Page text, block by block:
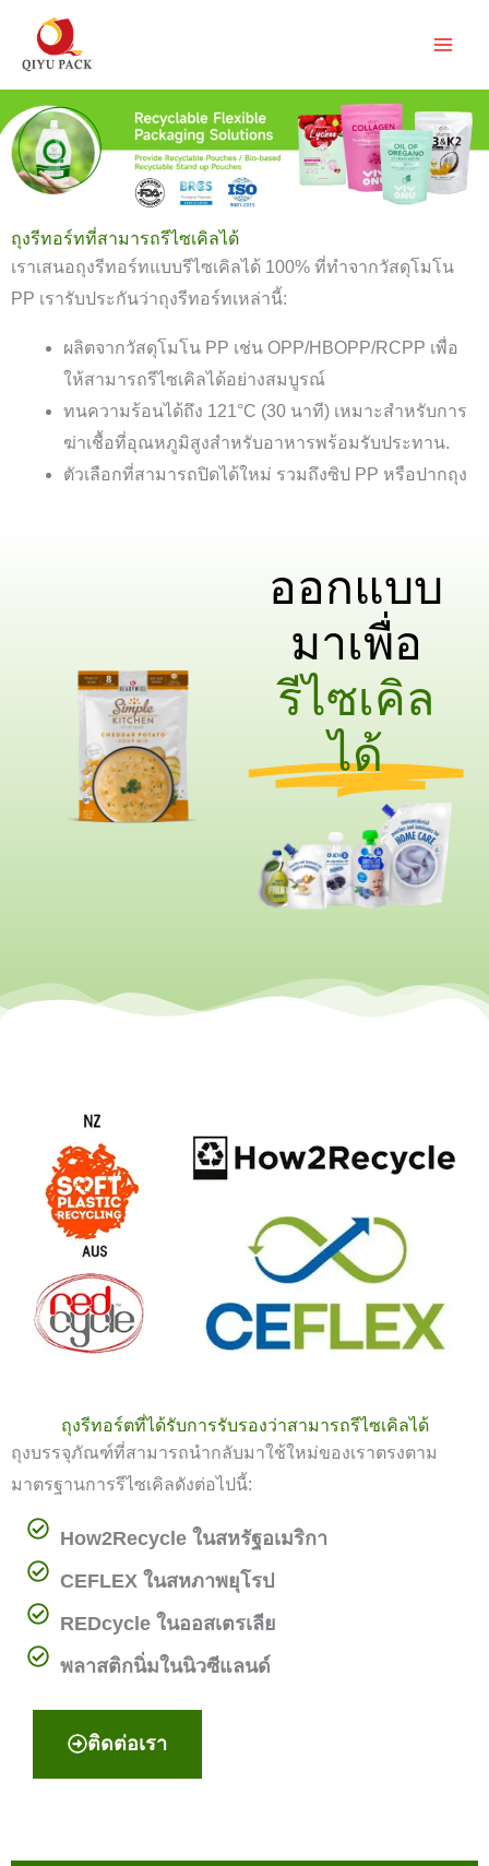
เนื้อหา
ถุงรีทอร์ทที่สามารถรีไซเคิลได้
เราเสนอถุงรีทอร์ทแบบรีไซเคิลได้ 100% ที่ทำจากวัสดุโมโน
PP เรารับประกันว่าถุงรีทอร์ทเหล่านี้:
ผลิตจากวัสดุโมโน PP เช่น OPP/HBOPP/RCPP เพื่อ
ให้สามารถรีไซเคิลได้อย่างสมบูรณ์
ทนความร้อนได้ถึง 121°C (30 นาที) เหมาะสำหรับการ
ฆ่าเชื้อที่อุณหภูมิสูงสำหรับอาหารพร้อมรับประทาน.
ตัวเลือกที่สามารถปิดได้ใหม่ รวมถึงซิป PP หรือปากถุง
ออกแบบ
มาเพื่อ
รีไซเคิล
ได้
ถุงรีทอร์ตที่ได้รับการรับรองว่าสามารถรีไซเคิลได้
ถุงบรรจุภัณฑ์ที่สามารถนำกลับมาใช้ใหม่ของเราตรงตาม
มาตรฐานการรีไซเคิลดังต่อไปนี้:
How2Recycle ในสหรัฐอเมริกา
CEFLEX ในสหภาพยุโรป
REDcycle ในออสเตรเลีย
พลาสติกนิ่มในนิวซีแลนด์
ติดต่อเรา